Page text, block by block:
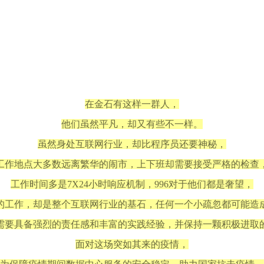
在金石有这样一群人，
他们虽然平凡，却又有些不一样。
虽然身处互联网行业，却比程序员还要神秘，
作地点大多数远离繁华的闹市，上下班却需要接受严格的检查，
工作时间多是7X24小时响应机制，996对于他们都是奢望，
工作，却是整个互联网行业的基石，任何一个小疏忽都可能造
要具备强烈的责任感和丰富的实践经验，并保持一颗积极进取
面对这场突如其来的疫情，